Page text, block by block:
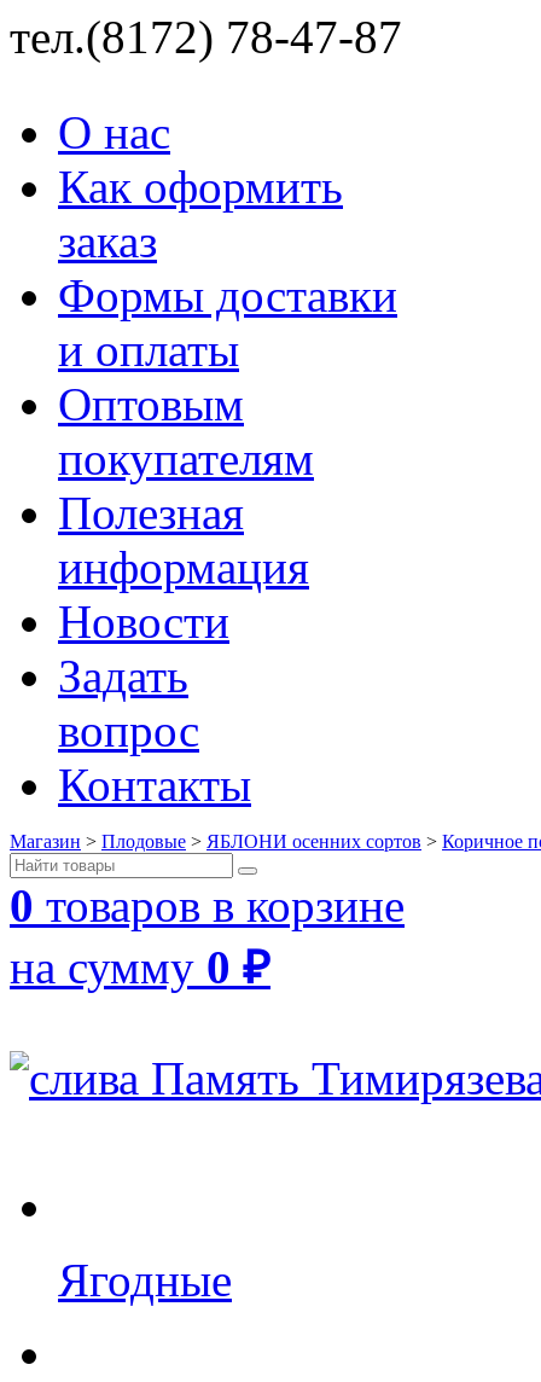
тел.(8172) 78-47-87
О нас
Как оформить
заказ
Формы доставки
и оплаты
Оптовым
покупателям
Полезная
информация
Новости
Задать
вопрос
Контакты
Магазин > Плодовые > ЯБЛОНИ осенних сортов > Коричное
0 товаров в корзине
на сумму 0 ₽
Ягодные